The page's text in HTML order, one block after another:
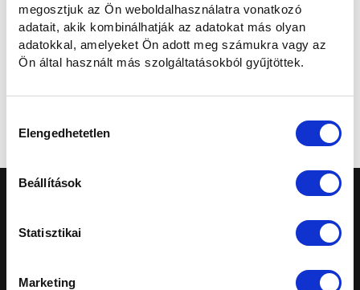
megosztjuk az Ön weboldalhasználatra vonatkozó
adatait, akik kombinálhatják az adatokat más olyan
adatokkal, amelyeket Ön adott meg számukra vagy az
Ön által használt más szolgáltatásokból gyűjtöttek.
kiválasztása
Elengedhetetlen
Beállítások
Statisztikai
Marketing
Szeretnék feliratkozni a hírlevélre.
Elküldöm